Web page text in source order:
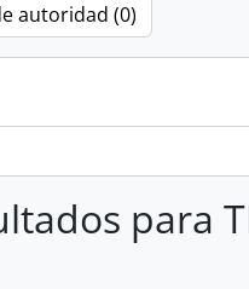
autoridad (0)
para